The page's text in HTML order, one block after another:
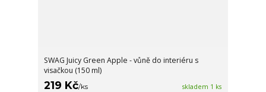
SWAG Juicy Green Apple - vůně do interiéru s
visačkou (150 ml)
219 Kč/ks skladem 1 ks